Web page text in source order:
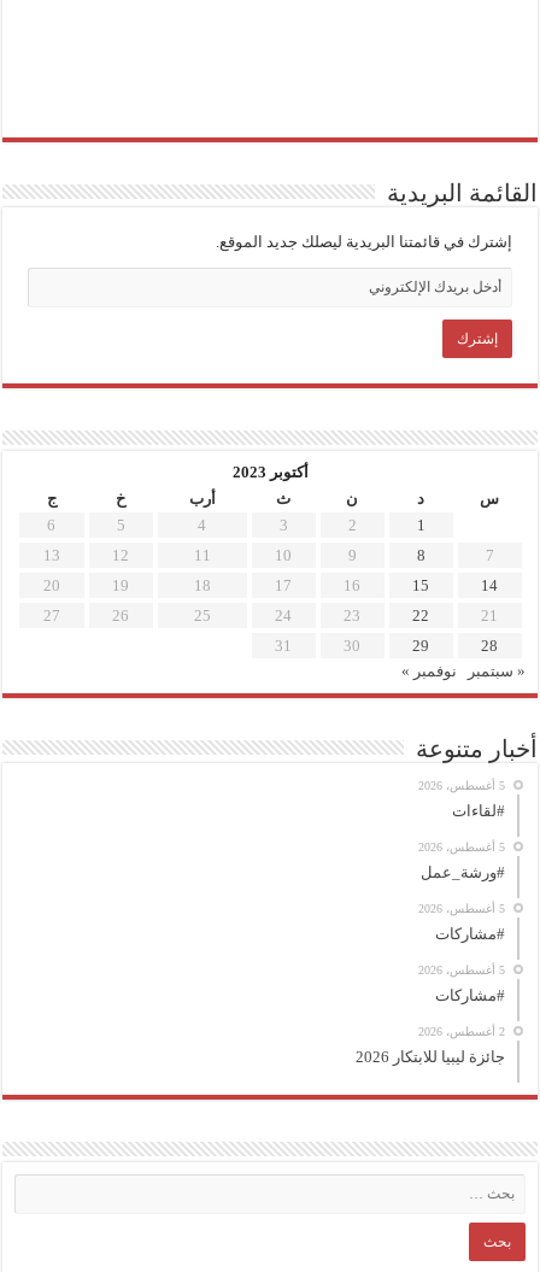
القائمة البريدية
إشترك في قائمتنا البريدية ليصلك جديد الموقع.
أكتوبر 2023
س
د ن ث أرب خ
ج
1
2
3
4
5
6
7
8
9
10
11
12
13
14
15
16
17
18
19
20
21
22
23
24
25
26
27
28
29
30
31
« سبتمبر
نوفمبر »
أخبار متنوعة
5 أغسطس، 2026
#لقاءات
5 أغسطس، 2026
#ورشة_عمل
5 أغسطس، 2026
#مشاركات
5 أغسطس، 2026
#مشاركات
2 أغسطس، 2026
جائزة ليبيا للابتكار 2026